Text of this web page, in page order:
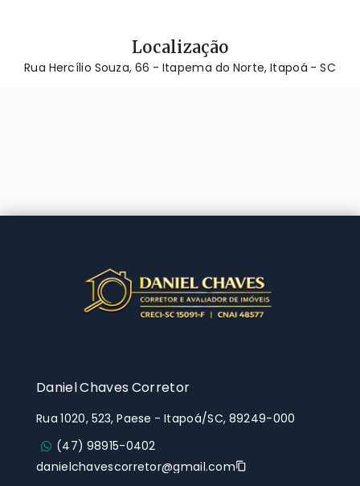
Localização
Rua Hercílio Souza, 66 - Itapema do Norte, Itapoá - SC
Daniel Chaves Corretor
Rua 1020, 523, Paese - Itapoá/SC, 89249-000
(47) 98915-0402
danielchavescorretor@gmail.com